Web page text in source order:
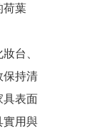
荷葉
台、
保持清
具表面
實用與